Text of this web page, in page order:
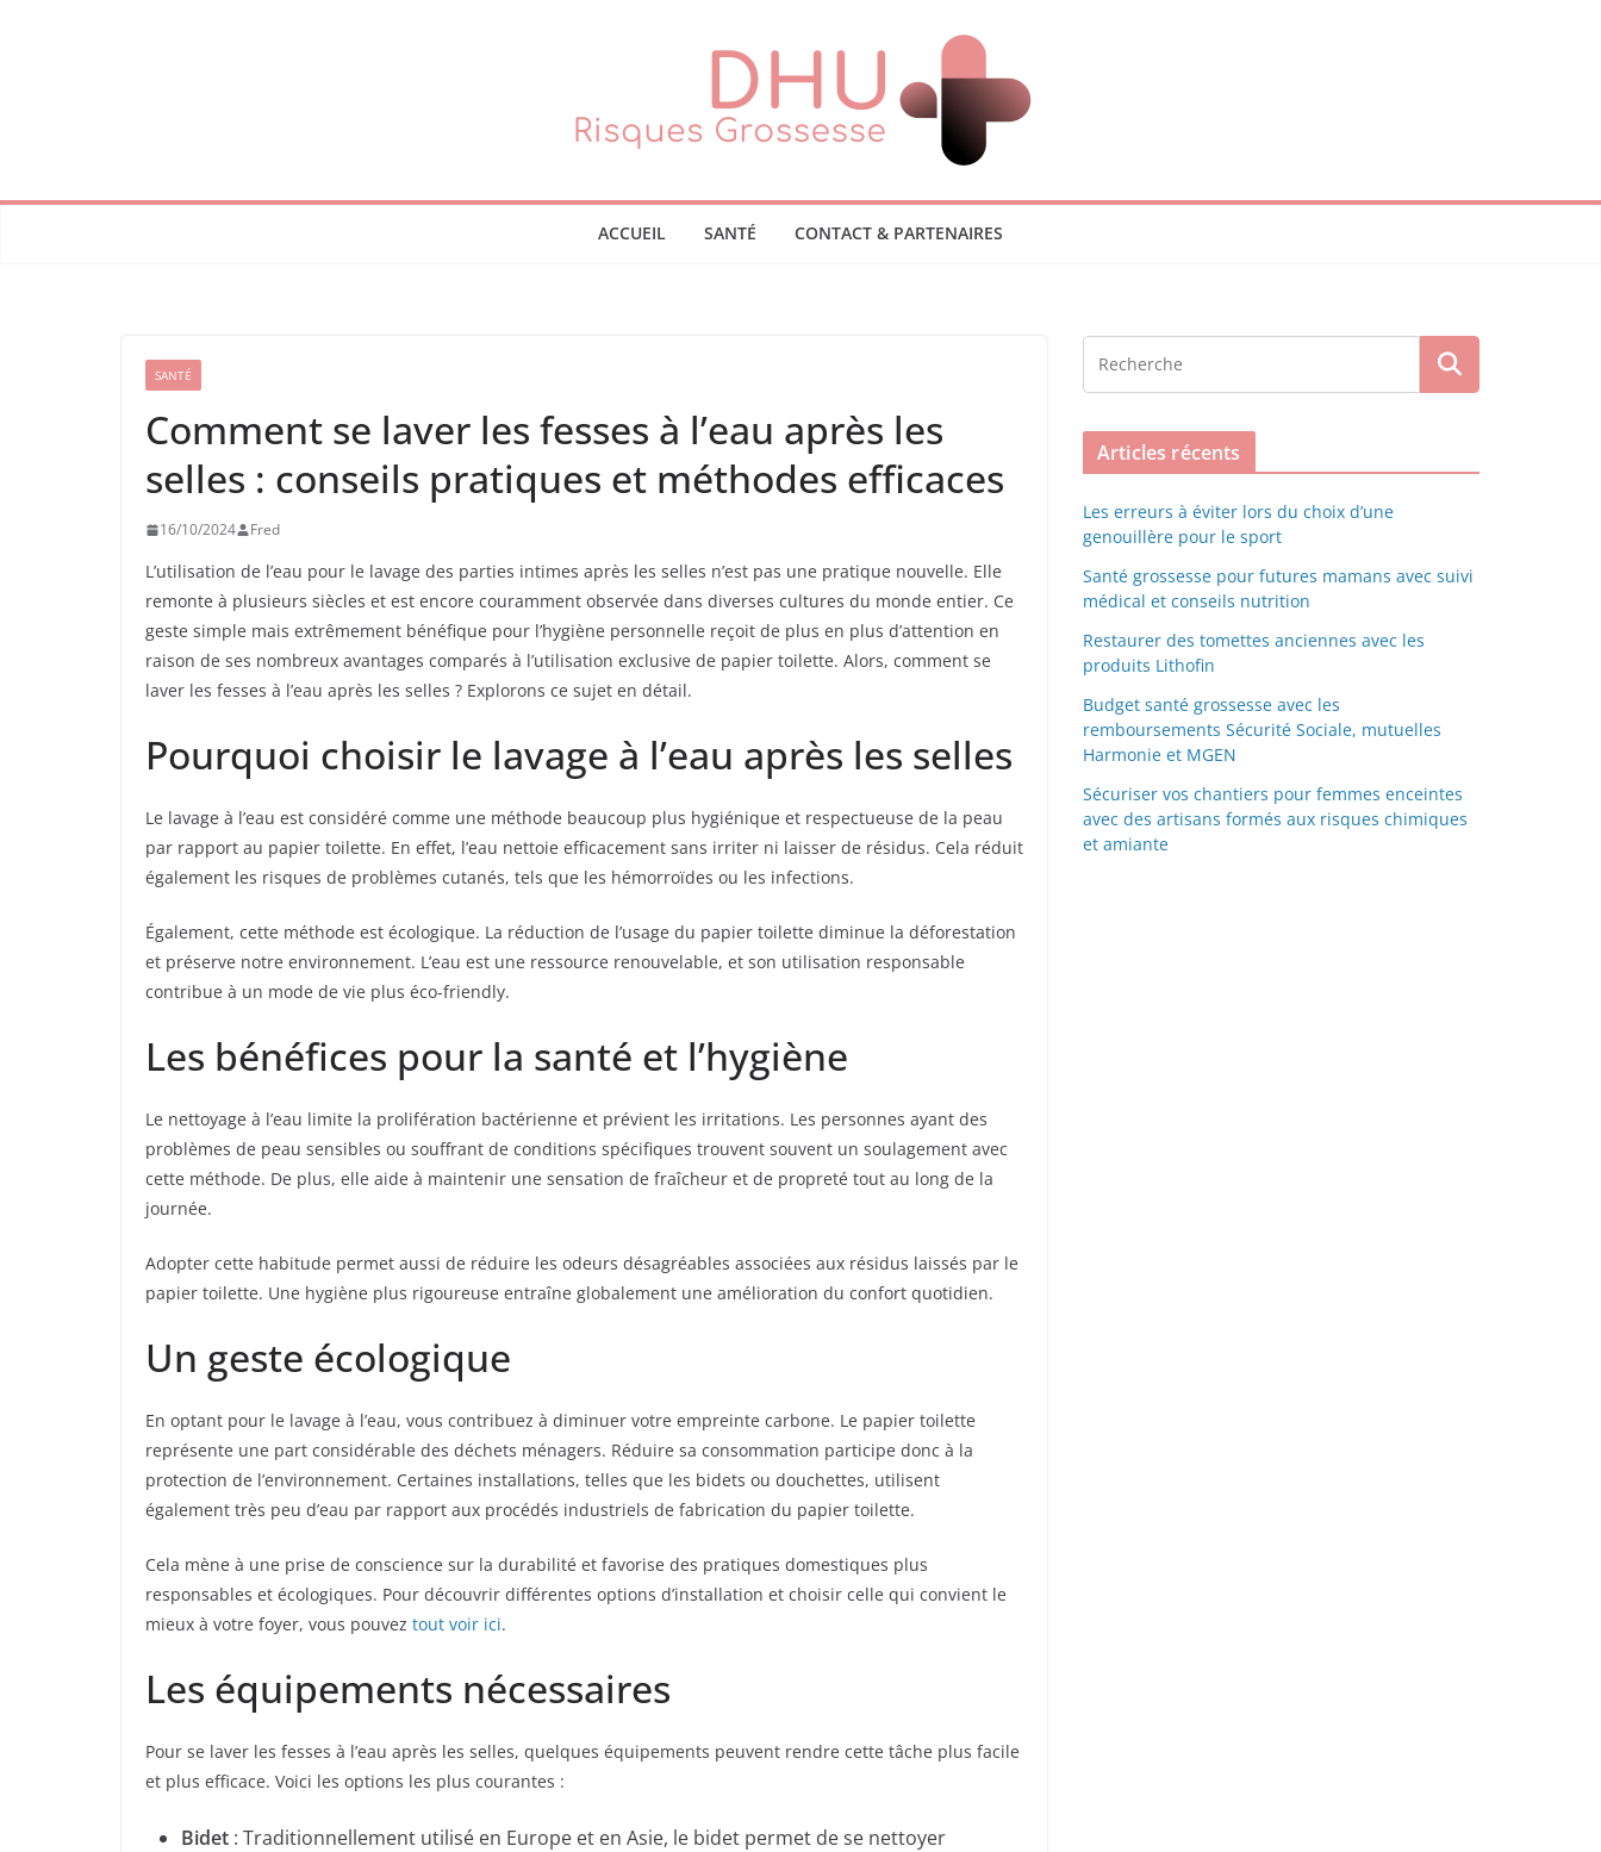
ACCUEIL SANTÉ CONTACT & PARTENAIRES
SANTÉ
Comment se laver les fesses à l’eau après les
selles : conseils pratiques et méthodes efficaces
16/10/2024 Fred
L’utilisation de l’eau pour le lavage des parties intimes après les selles n’est pas une pratique nouvelle. Elle
remonte à plusieurs siècles et est encore couramment observée dans diverses cultures du monde entier. Ce
geste simple mais extrêmement bénéfique pour l’hygiène personnelle reçoit de plus en plus d’attention en
raison de ses nombreux avantages comparés à l’utilisation exclusive de papier toilette. Alors, comment se
laver les fesses à l’eau après les selles ? Explorons ce sujet en détail.
Pourquoi choisir le lavage à l’eau après les selles
Le lavage à l’eau est considéré comme une méthode beaucoup plus hygiénique et respectueuse de la peau
par rapport au papier toilette. En effet, l’eau nettoie efficacement sans irriter ni laisser de résidus. Cela réduit
également les risques de problèmes cutanés, tels que les hémorroïdes ou les infections.
Également, cette méthode est écologique. La réduction de l’usage du papier toilette diminue la déforestation
et préserve notre environnement. L’eau est une ressource renouvelable, et son utilisation responsable
contribue à un mode de vie plus éco-friendly.
Les bénéfices pour la santé et l’hygiène
Le nettoyage à l’eau limite la prolifération bactérienne et prévient les irritations. Les personnes ayant des
problèmes de peau sensibles ou souffrant de conditions spécifiques trouvent souvent un soulagement avec
cette méthode. De plus, elle aide à maintenir une sensation de fraîcheur et de propreté tout au long de la
journée.
Adopter cette habitude permet aussi de réduire les odeurs désagréables associées aux résidus laissés par le
papier toilette. Une hygiène plus rigoureuse entraîne globalement une amélioration du confort quotidien.
Un geste écologique
En optant pour le lavage à l’eau, vous contribuez à diminuer votre empreinte carbone. Le papier toilette
représente une part considérable des déchets ménagers. Réduire sa consommation participe donc à la
protection de l’environnement. Certaines installations, telles que les bidets ou douchettes, utilisent
également très peu d’eau par rapport aux procédés industriels de fabrication du papier toilette.
Cela mène à une prise de conscience sur la durabilité et favorise des pratiques domestiques plus
responsables et écologiques. Pour découvrir différentes options d’installation et choisir celle qui convient le
mieux à votre foyer, vous pouvez tout voir ici.
Les équipements nécessaires
Pour se laver les fesses à l’eau après les selles, quelques équipements peuvent rendre cette tâche plus facile
et plus efficace. Voici les options les plus courantes :
Bidet : Traditionnellement utilisé en Europe et en Asie, le bidet permet de se nettoyer
Articles récents
Les erreurs à éviter lors du choix d’une
genouillère pour le sport
Santé grossesse pour futures mamans avec suivi
médical et conseils nutrition
Restaurer des tomettes anciennes avec les
produits Lithofin
Budget santé grossesse avec les
remboursements Sécurité Sociale, mutuelles
Harmonie et MGEN
Sécuriser vos chantiers pour femmes enceintes
avec des artisans formés aux risques chimiques
et amiante